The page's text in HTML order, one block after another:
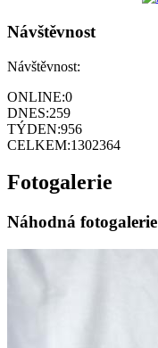
Návštěvnost
Návštěvnost:
ONLINE:0
DNES:259
TÝDEN:956
CELKEM:1302364
Fotogalerie
Náhodná fotogalerie